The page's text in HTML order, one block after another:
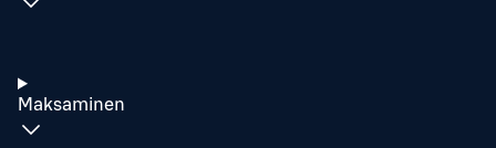
Maksaminen